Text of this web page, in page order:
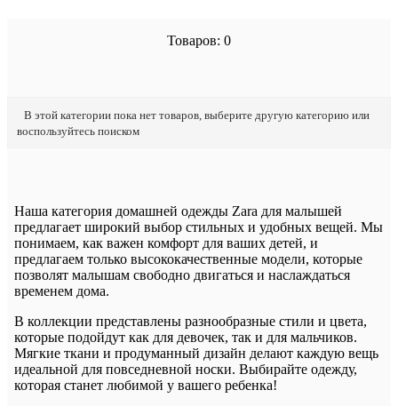
Товаров: 0
В этой категории пока нет товаров, выберите другую категорию или
воспользуйтесь поиском
Наша категория домашней одежды Zara для малышей
предлагает широкий выбор стильных и удобных вещей. Мы
понимаем, как важен комфорт для ваших детей, и
предлагаем только высококачественные модели, которые
позволят малышам свободно двигаться и наслаждаться
временем дома.
В коллекции представлены разнообразные стили и цвета,
которые подойдут как для девочек, так и для мальчиков.
Мягкие ткани и продуманный дизайн делают каждую вещь
идеальной для повседневной носки. Выбирайте одежду,
которая станет любимой у вашего ребенка!